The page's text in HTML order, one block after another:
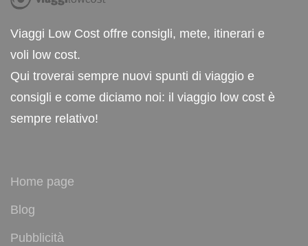
Viaggi Low Cost offre consigli, mete, itinerari e
voli low cost.
Qui troverai sempre nuovi spunti di viaggio e
consigli e come diciamo noi: il viaggio low cost è
sempre relativo!
Home page
Blog
Pubblicità